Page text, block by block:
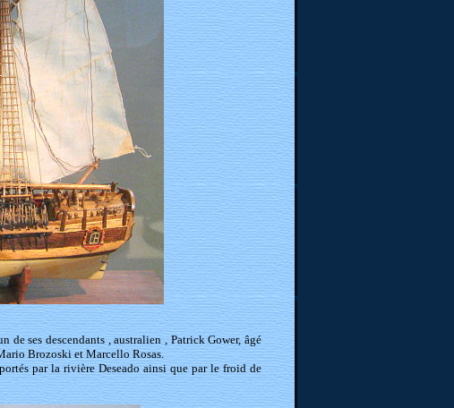
de ses descendants , australien , Patrick Gower, âgé
Brozoski et Marcello Rosas.
par la rivière Deseado ainsi que par le froid de